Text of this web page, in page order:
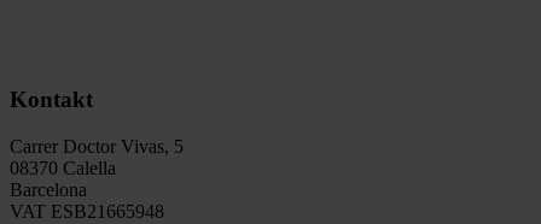
Kontakt
Carrer Doctor Vivas, 5
08370 Calella
Barcelona
VAT ESB21665948